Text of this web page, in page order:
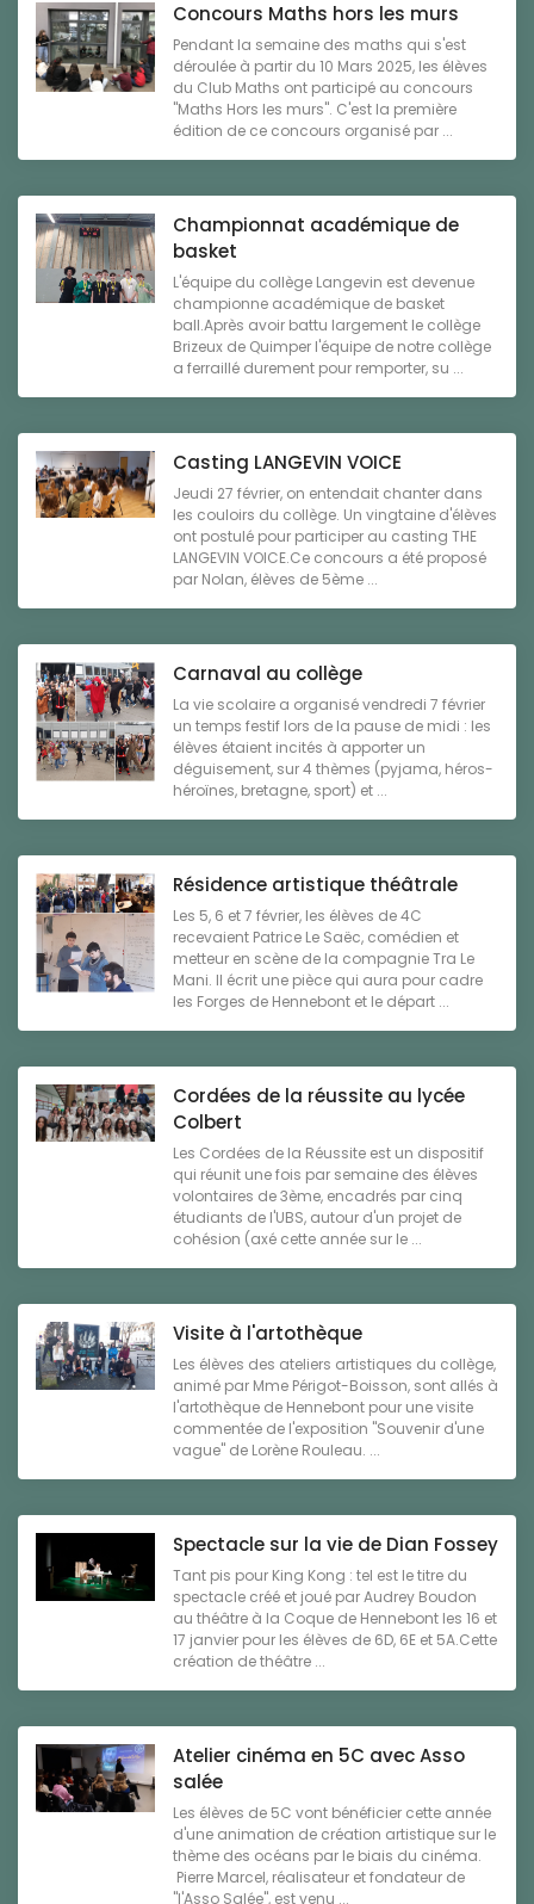
Concours Maths hors les murs
Pendant la semaine des maths qui s'est
déroulée à partir du 10 Mars 2025, les élèves
du Club Maths ont participé au concours
"Maths Hors les murs". C'est la première
édition de ce concours organisé par ...
Championnat académique de
basket
L'équipe du collège Langevin est devenue
championne académique de basket
ball.Après avoir battu largement le collège
Brizeux de Quimper l'équipe de notre collège
a ferraillé durement pour remporter, su ...
Casting LANGEVIN VOICE
Jeudi 27 février, on entendait chanter dans
les couloirs du collège. Un vingtaine d'élèves
ont postulé pour participer au casting THE
LANGEVIN VOICE.Ce concours a été proposé
par Nolan, élèves de 5ème ...
Carnaval au collège
La vie scolaire a organisé vendredi 7 février
un temps festif lors de la pause de midi : les
élèves étaient incités à apporter un
déguisement, sur 4 thèmes (pyjama, héros-
héroïnes, bretagne, sport) et ...
Résidence artistique théâtrale
Les 5, 6 et 7 février, les élèves de 4C
recevaient Patrice Le Saëc, comédien et
metteur en scène de la compagnie Tra Le
Mani. Il écrit une pièce qui aura pour cadre
les Forges de Hennebont et le départ ...
Cordées de la réussite au lycée
Colbert
Les Cordées de la Réussite est un dispositif
qui réunit une fois par semaine des élèves
volontaires de 3ème, encadrés par cinq
étudiants de l'UBS, autour d'un projet de
cohésion (axé cette année sur le ...
Visite à l'artothèque
Les élèves des ateliers artistiques du collège,
animé par Mme Périgot-Boisson, sont allés à
l'artothèque de Hennebont pour une visite
commentée de l'exposition "Souvenir d'une
vague" de Lorène Rouleau. ...
Spectacle sur la vie de Dian Fossey
Tant pis pour King Kong : tel est le titre du
spectacle créé et joué par Audrey Boudon
au théâtre à la Coque de Hennebont les 16 et
17 janvier pour les élèves de 6D, 6E et 5A.Cette
création de théâtre ...
Atelier cinéma en 5C avec Asso
salée
Les élèves de 5C vont bénéficier cette année
d'une animation de création artistique sur le
thème des océans par le biais du cinéma.
Pierre Marcel, réalisateur et fondateur de
"l'Asso Salée", est venu ...